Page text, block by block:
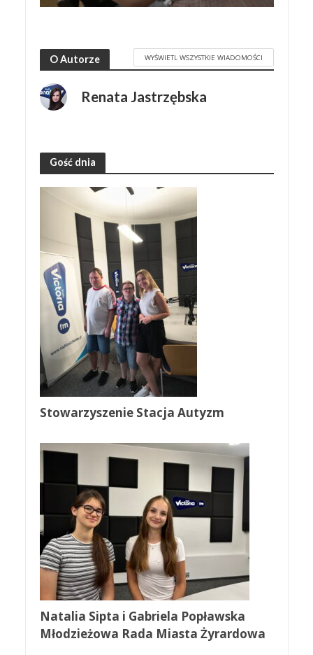
O Autorze WYŚWIETL WSZYSTKIE WIADOMOŚCI
Renata Jastrzębska
Gość dnia
Stowarzyszenie Stacja Autyzm
Natalia Sipta i Gabriela Popławska
Młodzieżowa Rada Miasta Żyrardowa